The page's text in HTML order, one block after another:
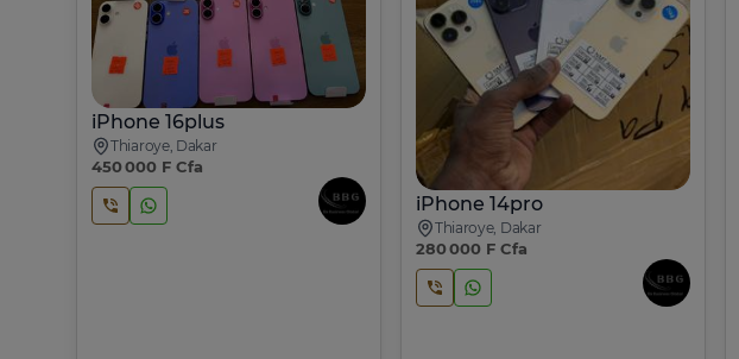
iPhone 16plus
Thiaroye, Dakar
450 000 F Cfa
iPhone 14pro
Thiaroye, Dakar
280 000 F Cfa